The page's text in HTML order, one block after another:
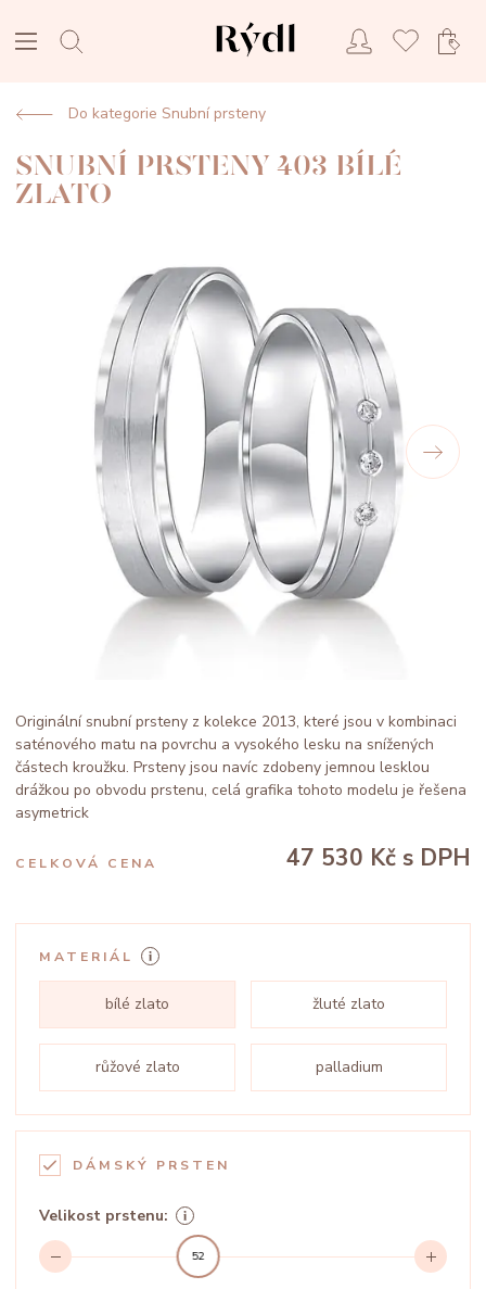
Do kategorie Snubní prsteny
SNUBNÍ PRSTENY 403 BÍLÉ
ZLATO
Originální snubní prsteny z kolekce 2013, které jsou v kombinaci
saténového matu na povrchu a vysokého lesku na snížených
částech kroužku. Prsteny jsou navíc zdobeny jemnou lesklou
drážkou po obvodu prstenu, celá grafika tohoto modelu je řešena
asymetrick
CELKOVÁ CENA 47 530 Kč s DPH
MATERIÁL
bílé zlato žluté zlato
růžové zlato palladium
DÁMSKÝ PRSTEN
Velikost prstenu:
52